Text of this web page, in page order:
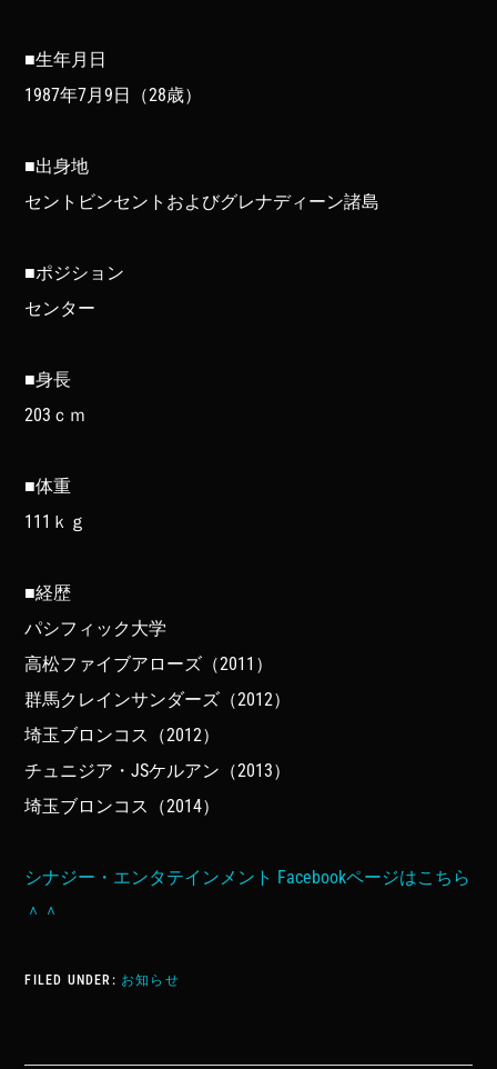
■生年月日
1987年7月9日（28歳）
■出身地
セントビンセントおよびグレナディーン諸島
■ポジション
センター
■身長
203ｃｍ
■体重
111ｋｇ
■経歴
パシフィック大学
高松ファイブアローズ（2011）
群馬クレインサンダーズ（2012）
埼玉ブロンコス（2012）
チュニジア・JSケルアン（2013）
埼玉ブロンコス（2014）
シナジー・エンタテインメント Facebookページはこちら
＾＾
FILED UNDER: お知らせ